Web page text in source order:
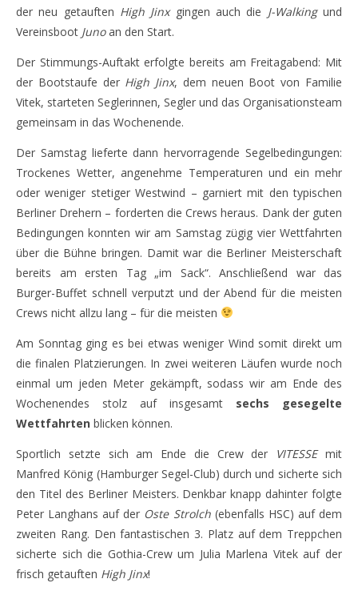
der neu getauften High Jinxgingen auch die J-Walkingund
Vereinsboot Junoan den Start.
Der Stimmungs-Auftakt erfolgte bereits am Freitagabend: Mit
der Bootstaufe der High Jinx, dem neuen Boot von Familie
Vitek, starteten Seglerinnen, Segler und das Organisationsteam
gemeinsam in das Wochenende.
Der Samstag lieferte dann hervorragende Segelbedingungen:
Trockenes Wetter, angenehme Temperaturen und ein mehr
oder weniger stetiger Westwind – garniert mit den typischen
Berliner Drehern – forderten die Crews heraus. Dank der guten
Bedingungen konnten wir am Samstag zügig vier Wettfahrten
über die Bühne bringen. Damit war die Berliner Meisterschaft
bereits am ersten Tag „im Sack“. Anschließend war das
Burger-Buffet schnell verputzt und der Abend für die meisten
Crews nicht allzu lang – für die meisten
Am Sonntag ging es bei etwas weniger Wind somit direkt um
die finalen Platzierungen. In zwei weiteren Läufen wurde noch
einmal um jeden Meter gekämpft, sodass wir am Ende des
Wochenendes stolz auf insgesamt sechs gesegelte
Wettfahrten blicken können.
Sportlich setzte sich am Ende die Crew der VITESSEmit
Manfred König (Hamburger Segel-Club) durch und sicherte sich
den Titel des Berliner Meisters. Denkbar knapp dahinter folgte
Peter Langhans auf der Oste Strolch(ebenfalls HSC) auf dem
zweiten Rang. Den fantastischen 3. Platz auf dem Treppchen
sicherte sich die Gothia-Crew um Julia Marlena Vitek auf der
frisch getauften High Jinx!